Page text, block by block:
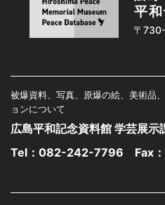
平
〒
被爆資料、写真、原爆の絵、美術品
ョンについて
広島平和記念資料館 学芸展示
Tel： 082-242-7796 Fax